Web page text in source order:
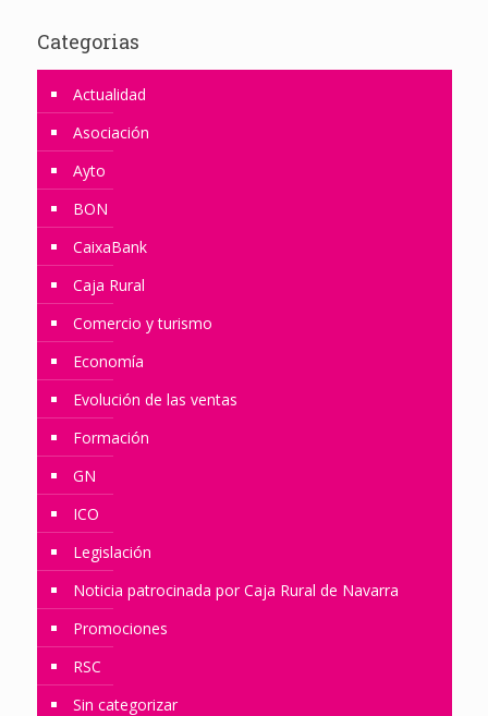
Categorias
Actualidad
Asociación
Ayto
BON
CaixaBank
Caja Rural
Comercio y turismo
Economía
Evolución de las ventas
Formación
GN
ICO
Legislación
Noticia patrocinada por Caja Rural de Navarra
Promociones
RSC
Sin categorizar